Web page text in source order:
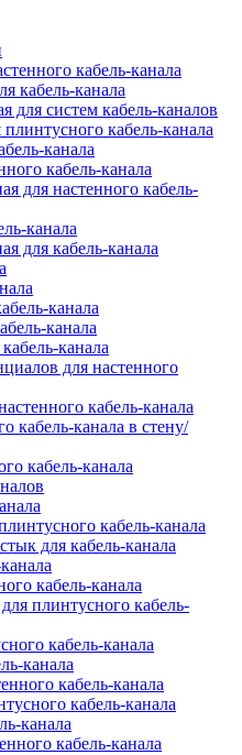
кабель-канала
кабель-канала
для систем кабель-каналов
кабель-канала
канала
кабель-канала
для настенного кабель-
канала
для кабель-канала
канала
канала
канала
для настенного
кабель-канала
кабель-канала в стену/
кабель-канала
кабель-канала
для кабель-канала
кабель-канала
плинтусного кабель-
кабель-канала
канала
кабель-канала
кабель-канала
канала
кабель-канала